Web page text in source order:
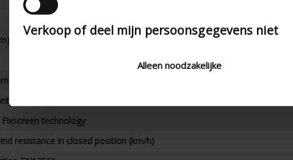
Verkoop of deel mijn persoonsgegevens niet
Alleen noodzakelijke
technology
resistance in closed position (km/h)